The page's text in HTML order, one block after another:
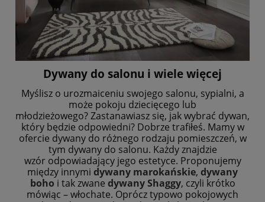
Dywany do salonu i wiele więcej
Myślisz o urozmaiceniu swojego salonu, sypialni, a
może pokoju dziecięcego lub
młodzieżowego?Zastanawiasz się, jak wybrać dywan,
który będzie odpowiedni? Dobrze trafiłeś. Mamy w
ofercie dywany do różnego rodzaju pomieszczeń, w
tym dywany do salonu. Każdy znajdzie
wzór odpowiadający jego estetyce. Proponujemy
między innymi dywany marokańskie, dywany
boho i tak zwane dywany Shaggy, czyli krótko
mówiąc – włochate. Oprócz typowo pokojowych